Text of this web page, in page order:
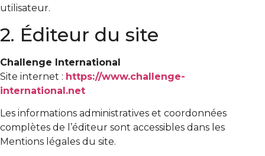
utilisateur.
2. Éditeur du site
Challenge International
Site internet : https://www.challenge-
international.net
Les informations administratives et coordonnées
complètes de l’éditeur sont accessibles dans les
Mentions légales du site.